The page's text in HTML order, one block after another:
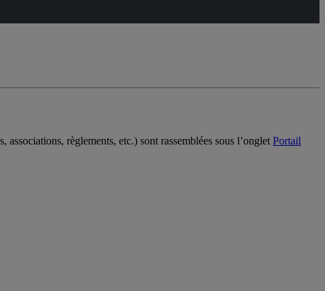
règlements, etc.) sont rassemblées sous l’onglet Portail